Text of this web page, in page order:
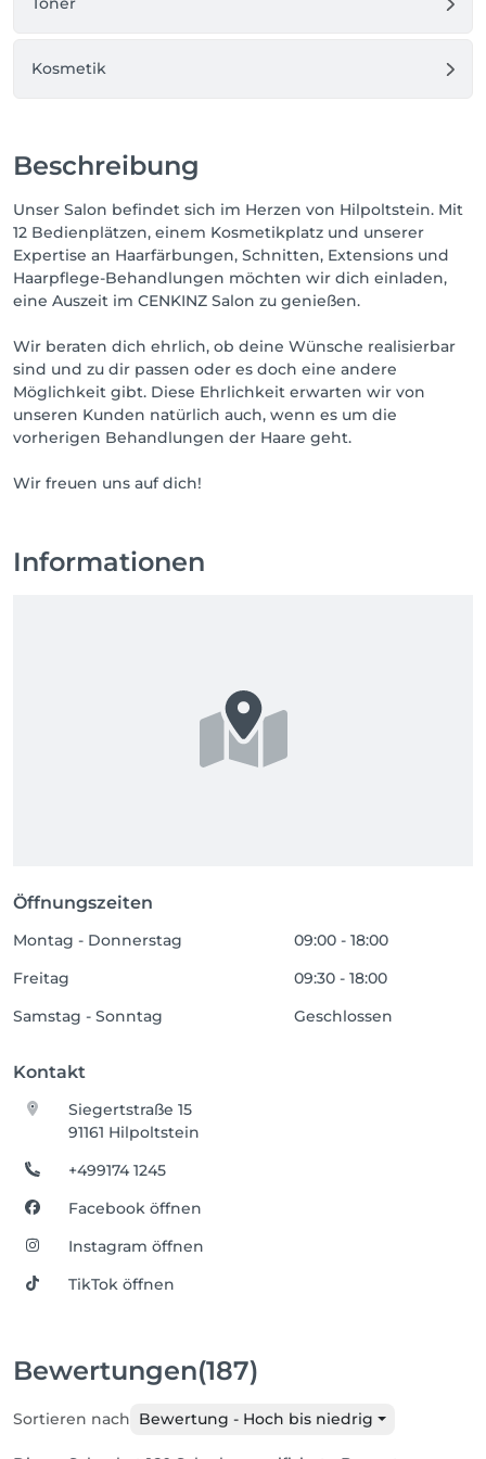
Kosmetik
Beschreibung
Unser Salon befindet sich im Herzen von Hilpoltstein. Mit
12 Bedienplätzen, einem Kosmetikplatz und unserer
Expertise an Haarfärbungen, Schnitten, Extensions und
Haarpflege-Behandlungen möchten wir dich einladen,
eine Auszeit im CENKINZ Salon zu genießen.
Wir beraten dich ehrlich, ob deine Wünsche realisierbar
sind und zu dir passen oder es doch eine andere
Möglichkeit gibt. Diese Ehrlichkeit erwarten wir von
unseren Kunden natürlich auch, wenn es um die
vorherigen Behandlungen der Haare geht.
Wir freuen uns auf dich!
Informationen
Öffnungszeiten
Montag - Donnerstag
09:00 - 18:00
Freitag
09:30 - 18:00
Samstag - Sonntag
Geschlossen
Kontakt
Siegertstraße 15
91161 Hilpoltstein
+499174 1245
Facebook öffnen
Instagram öffnen
TikTok öffnen
Bewertungen(187)
Sortieren nach Bewertung - Hoch bis niedrig